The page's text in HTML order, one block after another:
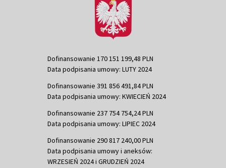
Dofinansowanie 170 151 199,48 PLN
Data podpisania umowy: LUTY 2024
Dofinansowanie 391 856 491,84 PLN
Data podpisania umowy: KWIECIEŃ 2024
Dofinansowanie 237 754 754,24 PLN
Data podpisania umowy: LIPIEC 2024
Dofinansowanie 290 817 240,00 PLN
Data podpisania umowy i aneksów:
WRZESIEŃ 2024 i GRUDZIEŃ 2024